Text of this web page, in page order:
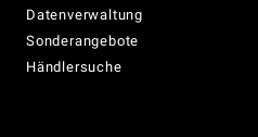
Datenverwaltung
Sonderangebote
Händlersuche